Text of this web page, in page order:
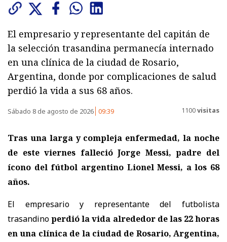
El empresario y representante del capitán de
la selección trasandina permanecía internado
en una clínica de la ciudad de Rosario,
Argentina, donde por complicaciones de salud
perdió la vida a sus 68 años.
Sábado 8 de agosto de 2026 09:39 1100visitas
Tras una larga y compleja enfermedad, la noche
de este viernes falleció Jorge Messi, padre del
ícono del fútbol argentino Lionel Messi, a los 68
años.
El empresario y representante del futbolista
trasandinoperdió la vida alrededor de las 22 horas
en una clínica de la ciudad de Rosario, Argentina,